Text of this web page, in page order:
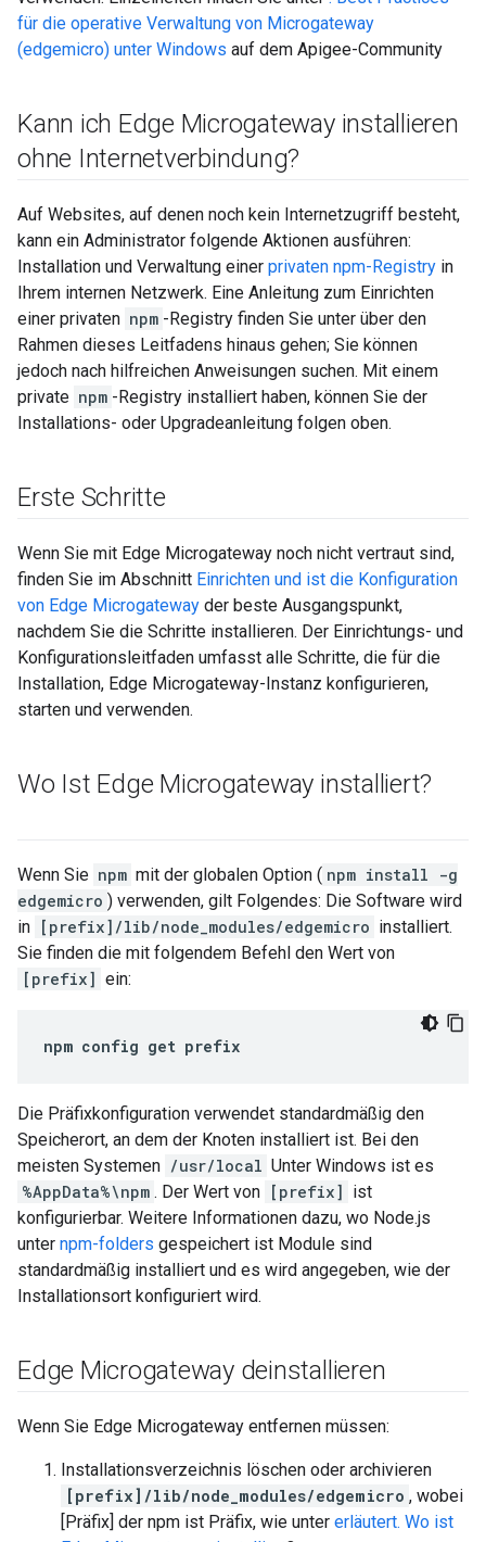
für die operative Verwaltung von Microgateway
(edgemicro) unter Windows auf dem Apigee-Community
Kann ich Edge Microgateway installieren
ohne Internetverbindung?
Auf Websites, auf denen noch kein Internetzugriff besteht,
kann ein Administrator folgende Aktionen ausführen:
Installation und Verwaltung einer privaten npm-Registry in
Ihrem internen Netzwerk. Eine Anleitung zum Einrichten
einer privaten npm -Registry finden Sie unter über den
Rahmen dieses Leitfadens hinaus gehen; Sie können
jedoch nach hilfreichen Anweisungen suchen. Mit einem
private npm -Registry installiert haben, können Sie der
Installations- oder Upgradeanleitung folgen oben.
Erste Schritte
Wenn Sie mit Edge Microgateway noch nicht vertraut sind,
finden Sie im Abschnitt Einrichten und ist die Konfiguration
von Edge Microgateway der beste Ausgangspunkt,
nachdem Sie die Schritte installieren. Der Einrichtungs- und
Konfigurationsleitfaden umfasst alle Schritte, die für die
Installation, Edge Microgateway-Instanz konfigurieren,
starten und verwenden.
Wo Ist Edge Microgateway installiert?
Wenn Sie npm mit der globalen Option ( npm install -g
edgemicro ) verwenden, gilt Folgendes: Die Software wird
in [prefix]/lib/node_modules/edgemicro installiert.
Sie finden die mit folgendem Befehl den Wert von
[prefix] ein:
npm config get prefix
Die Präfixkonfiguration verwendet standardmäßig den
Speicherort, an dem der Knoten installiert ist. Bei den
meisten Systemen /usr/local Unter Windows ist es
%AppData%\npm . Der Wert von [prefix] ist
konfigurierbar. Weitere Informationen dazu, wo Node.js
unter npm-folders gespeichert ist Module sind
standardmäßig installiert und es wird angegeben, wie der
Installationsort konfiguriert wird.
Edge Microgateway deinstallieren
Wenn Sie Edge Microgateway entfernen müssen:
Installationsverzeichnis löschen oder archivieren
[prefix]/lib/node_modules/edgemicro , wobei
[Präfix] der npm ist Präfix, wie unter erläutert. Wo ist